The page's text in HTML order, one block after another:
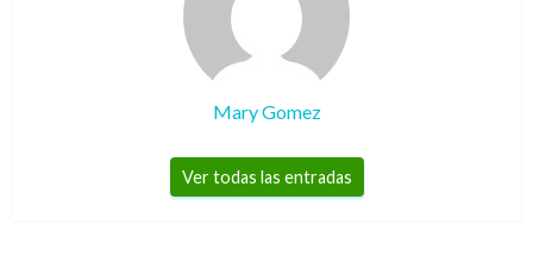
Mary Gomez
Ver todas las entradas